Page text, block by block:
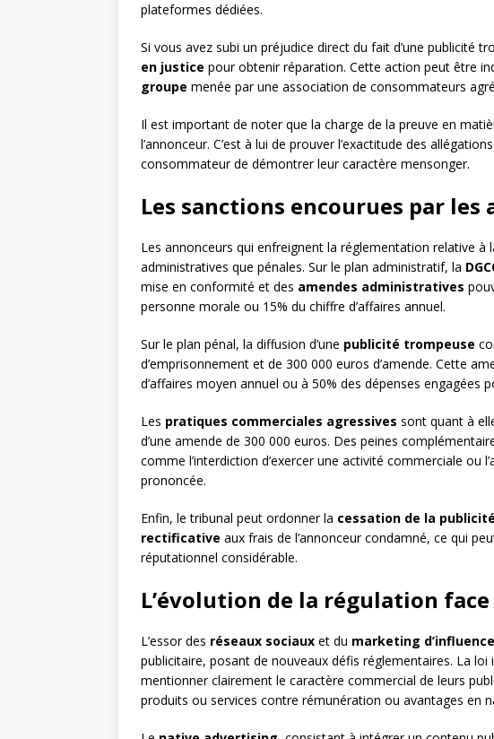
plateformes dédiées.
Si vous avez subi un préjudice direct du fait d’une publicité
en justice pour obtenir réparation. Cette action peut être
groupe menée par une association de consommateurs
Il est important de noter que la charge de la preuve en
l’annonceur. C’est à lui de prouver l’exactitude des
consommateur de démontrer leur caractère mensonger.
Les sanctions encourues par les
Les annonceurs qui enfreignent la réglementation relative à
administratives que pénales. Sur le plan administratif, la
mise en conformité et des amendes administratives
personne morale ou 15% du chiffre d’affaires annuel.
Sur le plan pénal, la diffusion d’une publicité trompeuse
d’emprisonnement et de 300 000 euros d’amende. Cette
d’affaires moyen annuel ou à 50% des dépenses engagées
Les pratiques commerciales agressives sont quant à
d’une amende de 300 000 euros. Des peines
comme l’interdiction d’exercer une activité commerciale ou
prononcée.
Enfin, le tribunal peut ordonner la cessation de la publicité
rectificative aux frais de l’annonceur condamné, ce qui
réputationnel considérable.
L’évolution de la régulation
L’essor des réseaux sociaux et du marketing d’influence
publicitaire, posant de nouveaux défis réglementaires. La
mentionner clairement le caractère commercial de leurs
produits ou services contre rémunération ou avantages en